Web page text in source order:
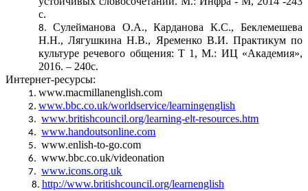
с.
Сулейманова О.А., Карданова К.С., Беклемешева
Н.Н., Лягушкина Н.В., Яременко В.И. Практикум по
культуре речевого общения: Т 1, М.: ИЦ «Академия»,
2016. – 240с.
Интернет-ресурсы:
www.macmillanenglish.com
www.bbc.co.uk/worldservice/learningenglish
www.britishcouncil.org/learning-elt-resources.htm
www.handoutsonline.com
www.enlish-to-go.com
www.bbc.co.uk/videonation
www.icons.org.uk
http://www.britishcouncil.org/learnenglish